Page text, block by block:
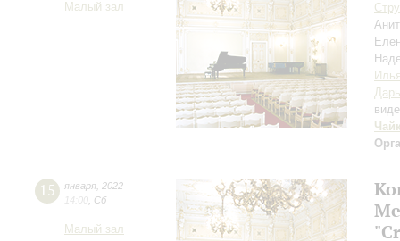
Малый зал
15 января 2022
14:00 Сб
Малый зал